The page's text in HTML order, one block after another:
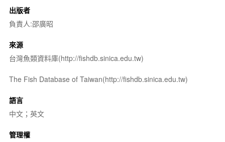
出版者
負責人:邵廣昭
來源
台灣魚類資料庫(http://fishdb.sinica.edu.tw)
The Fish Database of Taiwan(http://fishdb.sinica.edu.tw)
語言
中文；英文
管理權